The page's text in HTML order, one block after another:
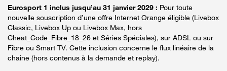
Eurosport 1 inclus jusqu’au 31 janvier 2029 : Pour toute
nouvelle souscription d’une offre Internet Orange éligible (Livebox
Classic, Livebox Up ou Livebox Max, hors
Cheat_Code_Fibre_18_26 et Séries Spéciales), sur ADSL ou sur
Fibre ou Smart TV. Cette inclusion concerne le flux linéaire de la
chaine (hors contenus à la demande et replay).